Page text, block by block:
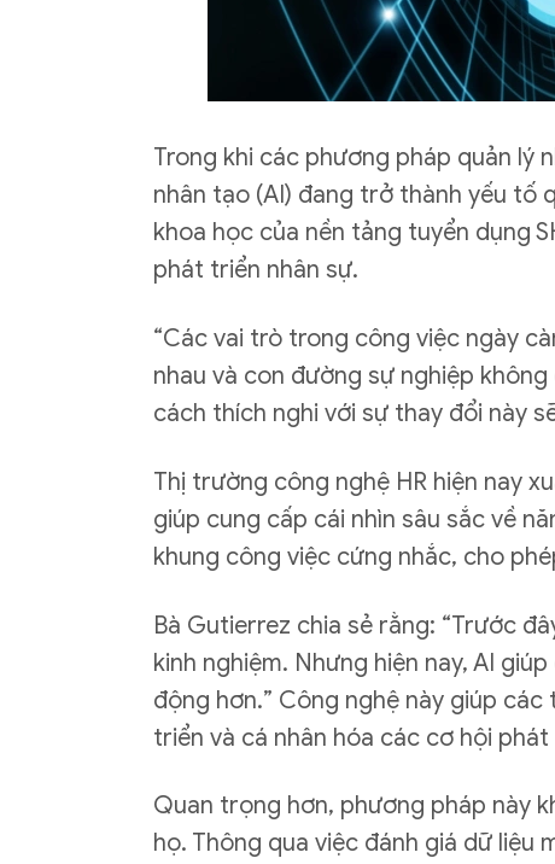
Trong khi các phương pháp quản lý
nhân tạo (AI) đang trở thành yếu tố
khoa học của nền tảng tuyển dụng
phát triển nhân sự.
“Các vai trò trong công việc ngày
nhau và con đường sự nghiệp
cách thích nghi với sự thay đổi này
Thị trường công nghệ HR hiện nay
giúp cung cấp cái nhìn sâu sắc về
khung công việc cứng nhắc, cho
Bà Gutierrez chia sẻ rằng: “Trước
kinh nghiệm. Nhưng hiện nay, AI
động hơn.” Công nghệ này giúp
triển và cá nhân hóa các cơ hội
Quan trọng hơn, phương pháp này
họ. Thông qua việc đánh giá dữ